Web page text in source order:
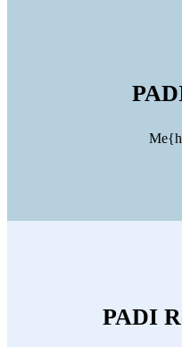
PADI